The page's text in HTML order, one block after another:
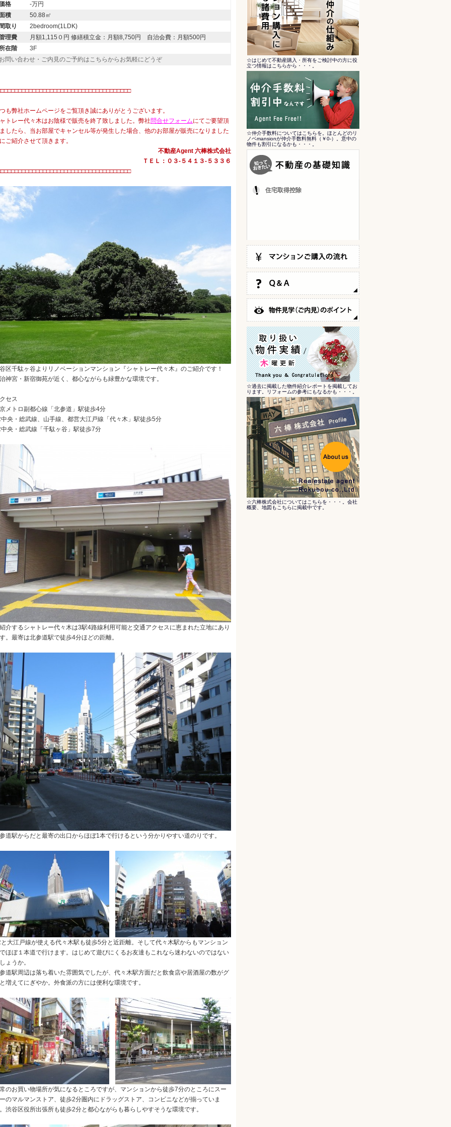
格
-万円
積
50.88㎡
取り
2bedroom(1LDK)
理費
月額1,115０円 修繕積立金：月額8,750円 自治会費：月額500円
在階
3F
問い合わせ・ご内見のご予約はこちらからお気軽にどうぞ
も弊社ホームページをご覧頂き誠にありがとうございます。
トレー代々木はお陰様で販売を終了致しました。弊社問合せフォームにてご要望頂
したら、当お部屋でキャンセル等が発生した場合、他のお部屋が販売になりました
ご紹介させて頂きます。
不動産Agent 六棒株式会社
ＴＥＬ：０３‐５４１３‐５３３６
区千駄ヶ谷よりリノベーションマンション『シャトレー代々木』のご紹介です！
神宮・新宿御苑が近く、都心ながらも緑豊かな環境です。
セス
メトロ副都心線「北参道」駅徒歩4分
央・総武線、山手線、都営大江戸線「代々木」駅徒歩5分
央・総武線「千駄ヶ谷」駅徒歩7分
介するシャトレー代々木は3駅4路線利用可能と交通アクセスに恵まれた立地にあり
。最寄は北参道駅で徒歩4分ほどの距離。
道駅からだと最寄の出口からほぼ1本で行けるという分かりやすい道のりです。
大江戸線が使える代々木駅も徒歩5分と近距離。そして代々木駅からもマンション
ほぼ１本道で行けます。はじめて遊びにくるお友達もこれなら迷わないのではない
ょうか。
道駅周辺は落ち着いた雰囲気でしたが、代々木駅方面だと飲食店や居酒屋の数がグ
増えてにぎやか。外食派の方には便利な環境です。
のお買い物場所が気になるところですが、マンションから徒歩7分のところにスー
のマルマンストア、徒歩2分圏内にドラッグストア、コンビニなどが揃っていま
渋谷区役所出張所も徒歩2分と都心ながらも暮らしやすそうな環境です。
☆はじめて不動産購入・所有をご検討中の方に役
立つ情報はこちらから・・・。
☆仲介手数料についてはこちらを。ほとんどのリ
ノベmansionが仲介手数料無料（￥0-）。意中の
物件も割引になるかも・・・。
住宅取得控除
☆過去に掲載した物件紹介レポートを掲載してお
ります。リフォームの参考にもなるかも・・・。
☆六棒株式会社についてはこちらを・・・。会社
概要、地図もこちらに掲載中です。